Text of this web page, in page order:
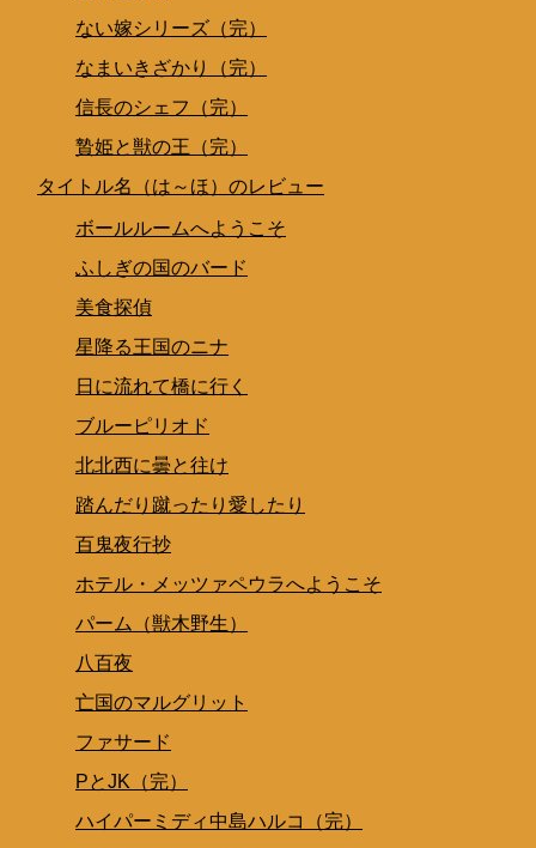
ない嫁シリーズ（完）
なまいきざかり（完）
信長のシェフ（完）
贄姫と獣の王（完）
タイトル名（は～ほ）のレビュー
ボールルームへようこそ
ふしぎの国のバード
美食探偵
星降る王国のニナ
日に流れて橋に行く
ブルーピリオド
北北西に曇と往け
踏んだり蹴ったり愛したり
百鬼夜行抄
ホテル・メッツァペウラへようこそ
パーム（獣木野生）
八百夜
亡国のマルグリット
ファサード
PとJK（完）
ハイパーミディ中島ハルコ（完）